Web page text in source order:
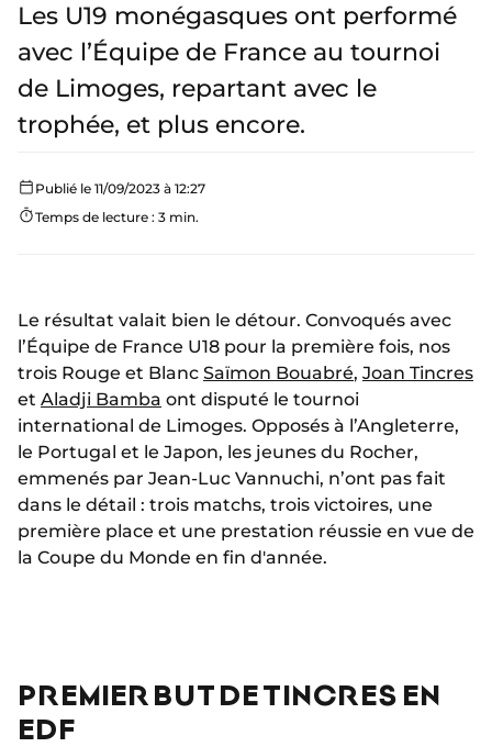
Les U19 monégasques ont performé
avec l’Équipe de France au tournoi
de Limoges, repartant avec le
trophée, et plus encore.
Publié le 11/09/2023 à 12:27
Temps de lecture : 3 min.
Le résultat valait bien le détour. Convoqués avec
l’Équipe de France U18 pour la première fois, nos
trois Rouge et Blanc Saïmon Bouabré, Joan Tincres
et Aladji Bamba ont disputé le tournoi
international de Limoges. Opposés à l’Angleterre,
le Portugal et le Japon, les jeunes du Rocher,
emmenés par Jean-Luc Vannuchi, n’ont pas fait
dans le détail : trois matchs, trois victoires, une
première place et une prestation réussie en vue de
la Coupe du Monde en fin d'année.
PREMIER BUT DE TINCRES EN
EDF